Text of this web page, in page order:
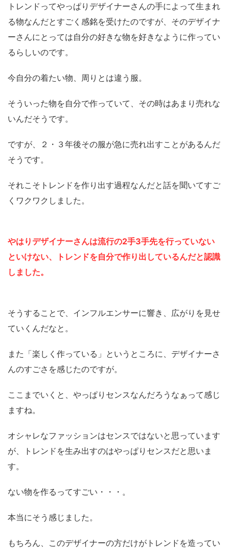
トレンドってやっぱりデザイナーさんの手によって生まれ
る物なんだとすごく感銘を受けたのですが、そのデザイナ
ーさんにとっては自分の好きな物を好きなように作ってい
るらしいのです。
今自分の着たい物、周りとは違う服。
そういった物を自分で作っていて、その時はあまり売れな
いんだそうです。
ですが、２・３年後その服が急に売れ出すことがあるんだ
そうです。
それこそトレンドを作り出す過程なんだと話を聞いてすご
くワクワクしました。
やはりデザイナーさんは流行の2手3手先を行っていない
といけない、トレンドを自分で作り出しているんだと認識
しました。
そうすることで、インフルエンサーに響き、広がりを見せ
ていくんだなと。
また「楽しく作っている」というところに、デザイナーさ
んのすごさを感じたのですが。
ここまでいくと、やっぱりセンスなんだろうなぁって感じ
ますね。
オシャレなファッションはセンスではないと思っています
が、トレンドを生み出すのはやっぱりセンスだと思いま
す。
ない物を作るってすごい・・・。
本当にそう感じました。
もちろん、このデザイナーの方だけがトレンドを造ってい